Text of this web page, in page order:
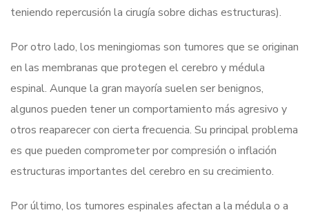
teniendo repercusión la cirugía sobre dichas estructuras).
Por otro lado, los meningiomas son tumores que se originan
en las membranas que protegen el cerebro y médula
espinal. Aunque la gran mayoría suelen ser benignos,
algunos pueden tener un comportamiento más agresivo y
otros reaparecer con cierta frecuencia. Su principal problema
es que pueden comprometer por compresión o inflación
estructuras importantes del cerebro en su crecimiento.
Por último, los tumores espinales afectan a la médula o a